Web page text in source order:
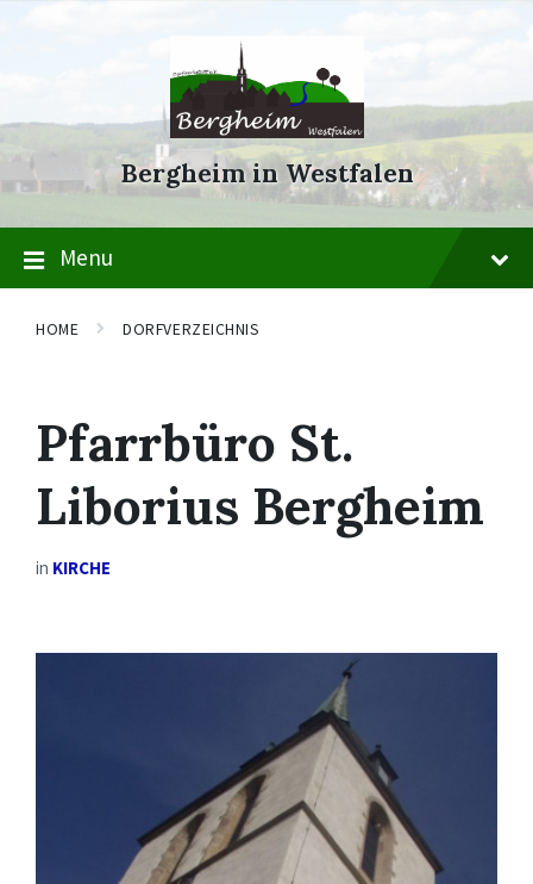
Skip
Skip
Skip
Bergheim in Westfalen
Menu
HOME DORFVERZEICHNIS
Pfarrbüro St.
Liborius Bergheim
in KIRCHE